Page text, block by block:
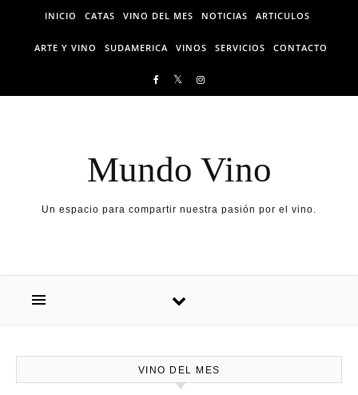
Skip to content
INICIO CATAS VINO DEL MES NOTICIAS ARTICULOS
ARTE Y VINO SUDAMERICA VINOS SERVICIOS CONTACTO
Mundo Vino
Un espacio para compartir nuestra pasión por el vino.
VINO DEL MES